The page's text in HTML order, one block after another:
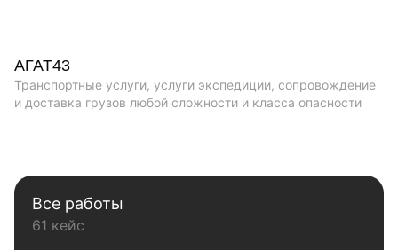
АГАТ43
Транспортные услуги, услуги экспедиции, сопровождение
и доставка грузов любой сложности и класса опасности
Все работы
61 кейс